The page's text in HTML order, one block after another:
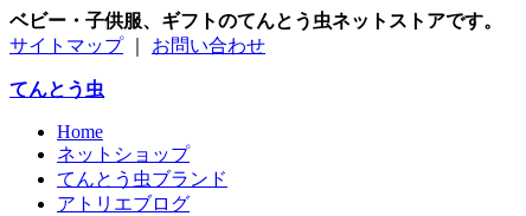
ベビー・子供服、ギフトのてんとう虫ネットストアです。
サイトマップ｜ お問い合わせ
てんとう虫
Home
ネットショップ
てんとう虫ブランド
アトリエブログ